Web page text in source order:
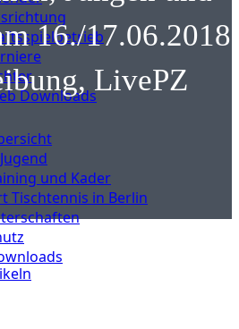
Downloads
und Kader
Tischtennis in Berlin
16./17.06.2018
LivePZ